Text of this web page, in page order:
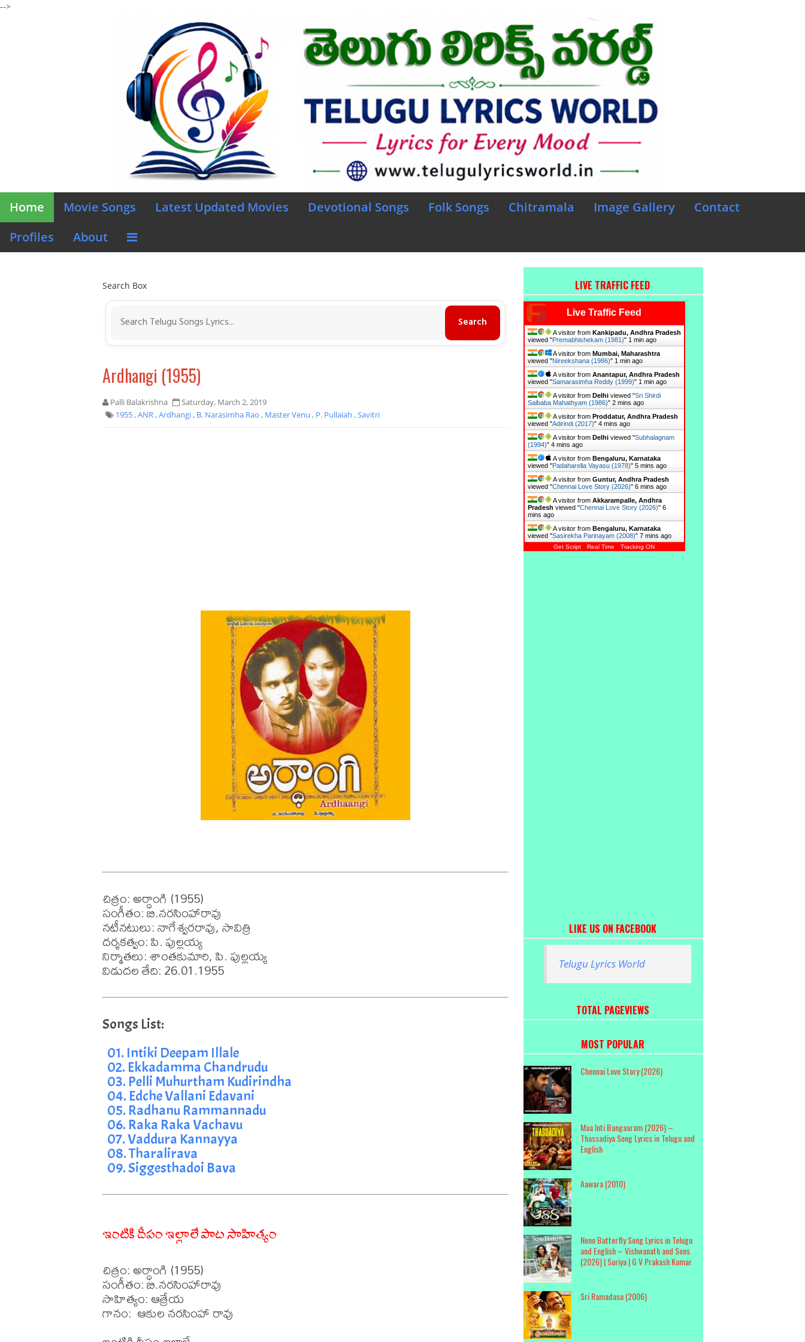
-->
Home Movie Songs Latest Updated Movies Devotional Songs Folk Songs Chitramala Image Gallery
Contact
Profiles
About
Search Box
Ardhangi (1955)
Palli Balakrishna
Saturday, March 2, 2019
1955,ANR,Ardhangi, B. Narasimha Rao , Master Venu , P. Pullaiah ,Savitri
చిత్రం: అర్ధాంగి (1955)
సంగీతం: బి.నరసింహారావు
నటీనటులు: నాగేశ్వరరావు, సావిత్రి
దర్శకత్వం: పి. పుల్లయ్య
నిర్మాతలు: శాంతకుమారి, పి. పుల్లయ్య
విడుదల తేది: 26.01.1955
01. Intiki Deepam Illale
02. Ekkadamma Chandrudu
03. Pelli Muhurtham Kudirindha
04. Edche Vallani Edavani
05. Radhanu Rammannadu
06. Raka Raka Vachavu
07. Vaddura Kannayya
08. Tharalirava
09. Siggesthadoi Bava
ఇంటికి దీపం ఇల్లాలే పాట సాహిత్యం
చిత్రం: అర్ధాంగి (1955)
సంగీతం: బి.నరసింహారావు
సాహిత్యం: ఆత్రేయ
గానం:  ఆకుల నరసింహా రావు
LIVE TRAFFIC FEED
Live Traffic Feed
A visitor from Kankipadu, Andhra Pradesh
viewed "Premabhishekam (1981)" 1 min ago
A visitor from Mumbai, Maharashtra
viewed "Nireekshana (1986)" 1 min ago
A visitor from Anantapur, Andhra Pradesh
viewed "Samarasimha Reddy (1999)" 1 min ago
A visitor from Delhiviewed "Sri Shirdi
Saibaba Mahathyam (1986)" 2 mins ago
A visitor from Proddatur, Andhra Pradesh
viewed "Adirindi (2017)" 4 mins ago
A visitor from Delhiviewed "Subhalagnam
(1994)" 4 mins ago
A visitor from Bengaluru, Karnataka
viewed "Padaharella Vayasu (1978)" 5 mins ago
A visitor from Guntur, Andhra Pradesh
viewed "Chennai Love Story (2026)" 6 mins ago
A visitor from Akkarampalle, Andhra
Pradesh viewed "Chennai Love Story (2026)" 6
mins ago
A visitor from Bengaluru, Karnataka
viewed "Sasirekha Parinayam (2008)" 7 mins ago
Get Script Real Time Tracking ON
LIKE US ON FACEBOOK
Telugu Lyrics World
TOTAL PAGEVIEWS
MOST POPULAR
Chennai Love Story (2026)
Maa Inti Bangaaram (2026) –
Thassadiya Song Lyrics in Telugu and
English
Aawara (2010)
Neno Butterfly Song Lyrics in Telugu
and English – Vishwanath and Sons
(2026) | Suriya | G V Prakash Kumar
Sri Ramadasu (2006)